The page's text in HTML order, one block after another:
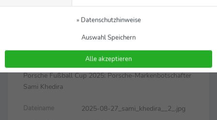
Porsche Fußball Cup 2025:
Porsche-
Markenbotschafter Sami
Porsche Fußball Cup 2025: Porsche-Markenbotschafter
Sami Khedira
Dateiname 2025-08-27_sami_khedira__2_.jpg
» Datenschutzhinweise
Auswahl Speichern
Alle akzeptieren